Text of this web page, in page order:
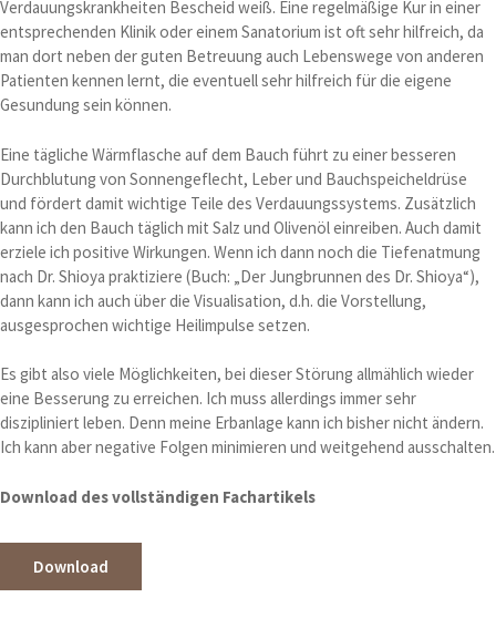
Verdauungskrankheiten Bescheid weiß. Eine regelmäßige Kur in einer
entsprechenden Klinik oder einem Sanatorium ist oft sehr hilfreich, da
man dort neben der guten Betreuung auch Lebenswege von anderen
Patienten kennen lernt, die eventuell sehr hilfreich für die eigene
Gesundung sein können.
Eine tägliche Wärmflasche auf dem Bauch führt zu einer besseren
Durchblutung von Sonnengeflecht, Leber und Bauchspeicheldrüse
und fördert damit wichtige Teile des Verdauungssystems. Zusätzlich
kann ich den Bauch täglich mit Salz und Olivenöl einreiben. Auch damit
erziele ich positive Wirkungen. Wenn ich dann noch die Tiefenatmung
nach Dr. Shioya praktiziere (Buch: „Der Jungbrunnen des Dr. Shioya“),
dann kann ich auch über die Visualisation, d.h. die Vorstellung,
ausgesprochen wichtige Heilimpulse setzen.
Es gibt also viele Möglichkeiten, bei dieser Störung allmählich wieder
eine Besserung zu erreichen. Ich muss allerdings immer sehr
diszipliniert leben. Denn meine Erbanlage kann ich bisher nicht ändern.
Ich kann aber negative Folgen minimieren und weitgehend ausschalten.
Download des vollständigen Fachartikels
Download